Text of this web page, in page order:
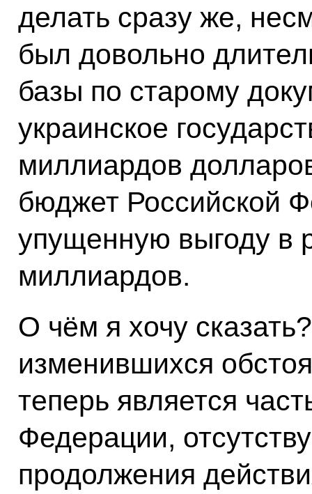
делать сразу же,
был довольно
базы по старому
украинское
миллиардов
бюджет Российской
упущенную выгоду в
миллиардов.
О чём я хочу
изменившихся
теперь является
Федерации,
продолжения